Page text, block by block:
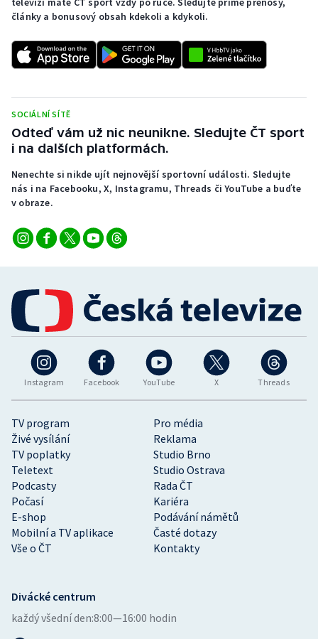
Stolní tenis
Triatlon
Vodní slalom
Volejbal
Ostatní
články a bonusový obsah kdekoli a kdykoli.
SOCIÁLNÍ SÍTĚ
Odteď vám už nic neunikne. Sledujte ČT sport
i na dalších platformách.
Nenechte si nikde ujít nejnovější sportovní události. Sledujte
nás i na Facebooku, X, Instagramu, Threads či YouTube a buďte
v obraze.
Instagram Facebook YouTube X Threads
TV program
Pro média
Živé vysílání
Reklama
TV poplatky
Studio Brno
Teletext
Studio Ostrava
Podcasty
Rada ČT
Počasí
Kariéra
E-shop
Podávání námětů
Mobilní a TV aplikace
Časté dotazy
Vše o ČT
Kontakty
Divácké centrum
každý všední den:8:00—16:00 hodin